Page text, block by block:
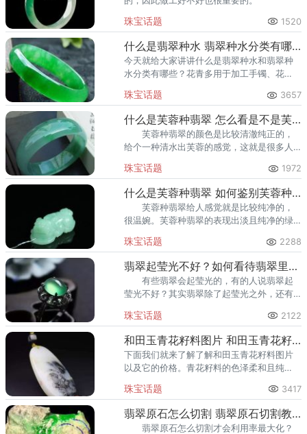
珠宝话题 1520
什么是翡翠种水 翡翠种水分类有哪些
今天就给大家讲讲什么是翡翠种水和翡翠种
水分类有哪些？花青多用于加工手镯、花
水。这些翡翠看起来很漂亮，但非常容易破
碎。
珠宝话题 3657
什么是芙蓉种翡翠 怎么看是不是芙蓉种
芙蓉种翡翠的颜色是比较清澈纯正的，
给个一种清水出芙蓉的感觉，这就是很多人
珠宝话题 1972
什么是芙蓉种翡翠 如何鉴别芙蓉种翡翠真伪
芙蓉种翡翠给人感觉就是比较纯净的，
很温婉。芙蓉种翡翠的表现出淡且纯净的绿
偏爱这种翡翠。下面给大家讲讲什么是芙蓉
种翡翠，怎么鉴别。
珠宝话题 2288
翡翠起莹光不好？如何看待翡翠里的光
有些翡翠会起莹光的，有的人说翡翠起
莹光不好？其实翡翠除了起莹光之外，还有
翠里的光呢？下面我们一起来了解了解。
珠宝话题 2122
和田玉青花籽料图片 和田玉青花籽料介绍
下面我们就来了解了解和田玉青花籽料图片
以及它的价格。青花籽料的色泽柔和且纯
瑕疵的，才是品质好的。
珠宝话题 3417
翡翠原石怎么切割 翡翠原石切割教程
翡翠原石怎么切割才会利用率最大化？